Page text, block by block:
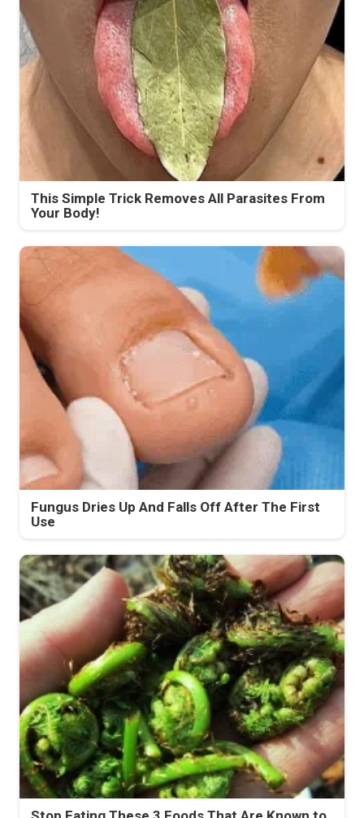
This Simple Trick Removes All Parasites From
Your Body!
Fungus Dries Up And Falls Off After The First
Use